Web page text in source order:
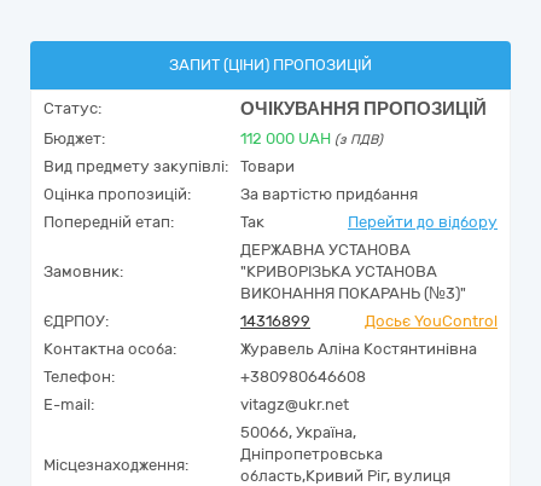
ЗАПИТ (ЦІНИ) ПРОПОЗИЦІЙ
Статус: ОЧІКУВАННЯ ПРОПОЗИЦІЙ
Бюджет: 112 000 UAH (з ПДВ)
Вид предмету закупівлі:
Товари
Оцінка пропозицій:
За вартістю придбання
Попередній етап:
Так Перейти до відбору
Замовник:
ДЕРЖАВНА УСТАНОВА
"КРИВОРІЗЬКА УСТАНОВА
ВИКОНАННЯ ПОКАРАНЬ (№3)"
ЄДРПОУ:
14316899
Досьє YouControl
Контактна особа:
Журавель Аліна Костянтинівна
Телефон:
+380980646608
E-mail:
vitagz@ukr.net
Місцезнаходження:
50066, Україна,
Дніпропетровська
область,Кривий Ріг, вулиця